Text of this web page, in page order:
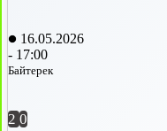
16.05.2026
- 17:00
Байтерек
2 0